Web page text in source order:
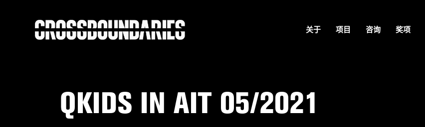
关于 项目 咨询 奖项
QKIDS IN AIT 05/2021